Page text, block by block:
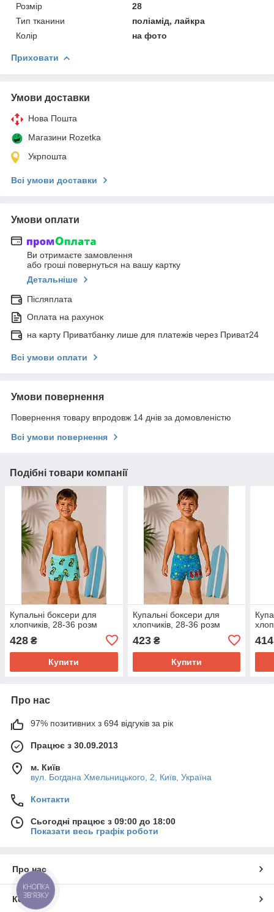
Розмір
28
Тип тканини
поліамід, лайкра
Колір
на фото
Приховати
Умови доставки
Нова Пошта
Магазини Rozetka
Укрпошта
Всі умови доставки
Умови оплати
Ви отримаєте замовлення
або гроші повернуться на вашу картку
Детальніше
Післяплата
Оплата на рахунок
на карту Приватбанку лише для платежів через Приват24
Всі умови оплати
Умови повернення
Повернення товару впродовж 14 днів за домовленістю
Всі умови повернення
Подібні товари компанії
Купальні боксери для
хлопчиків, 28-36 розм
428 ₴
Купити
Купальні боксери для
хлопчиків, 28-36 розм
423₴
Купити
414
Про нас
97% позитивних з 694 відгуків за рік
Працює з 30.09.2013
м. Київ
вул. Богдана Хмельницького, 2, Київ, Україна
Контакти
Сьогодні працює з 09:00 до 18:00
Показати весь графік роботи
Про нас
Контакти
КНОПКА
ЗВ'ЯЗКУ